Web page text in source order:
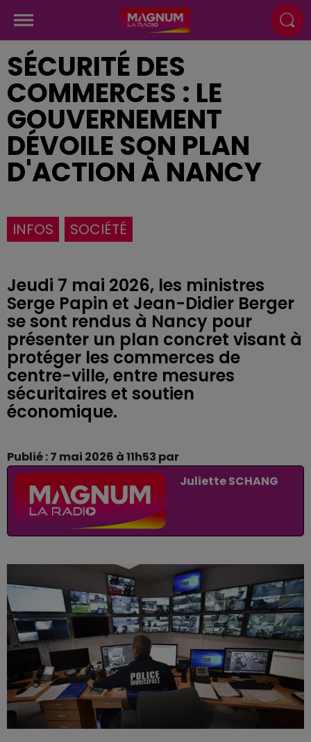
SÉCURITÉ DES
COMMERCES : LE
GOUVERNEMENT
DÉVOILE SON PLAN
D'ACTION À NANCY
INFOS SOCIÉTÉ
Jeudi 7 mai 2026, les ministres
Serge Papin et Jean-Didier Berger
se sont rendus à Nancy pour
présenter un plan concret visant à
protéger les commerces de
centre-ville, entre mesures
sécuritaires et soutien
économique.
Publié : 7 mai 2026 à 11h53 par
Juliette SCHANG